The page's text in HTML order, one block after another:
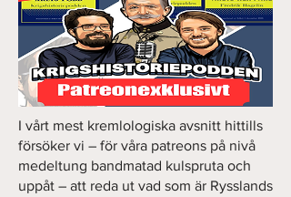
I vårt mest kremlologiska avsnitt hittills
försöker vi – för våra patreons på nivå
medeltung bandmatad kulspruta och
uppåt – att reda ut vad som är Rysslands